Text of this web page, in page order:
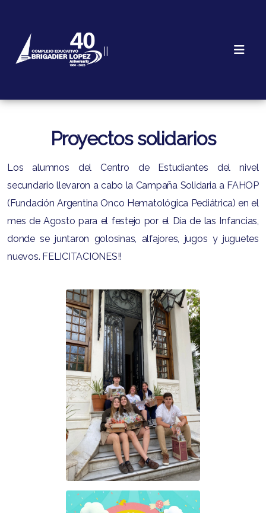
Proyectos solidarios
Los alumnos del Centro de Estudiantes del nivel
secundario llevaron a cabo la Campaña Solidaria a FAHOP
(Fundación Argentina Onco Hematológica Pediátrica) en el
mes de Agosto para el festejo por el Día de las Infancias,
donde se juntaron golosinas, alfajores, jugos y juguetes
nuevos. FELICITACIONES!!